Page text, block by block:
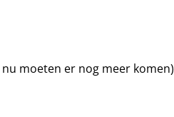
moeten er nog meer komen)